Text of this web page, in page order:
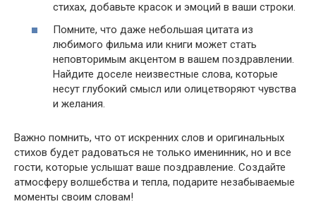
стихах, добавьте красок и эмоций в ваши строки.
Помните, что даже небольшая цитата из
любимого фильма или книги может стать
неповторимым акцентом в вашем поздравлении.
Найдите доселе неизвестные слова, которые
несут глубокий смысл или олицетворяют чувства
и желания.
Важно помнить, что от искренних слов и оригинальных
стихов будет радоваться не только именинник, но и все
гости, которые услышат ваше поздравление. Создайте
атмосферу волшебства и тепла, подарите незабываемые
моменты своим словам!